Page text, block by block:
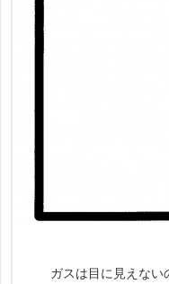
ガスは目に見えないの